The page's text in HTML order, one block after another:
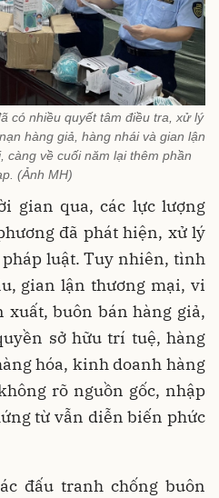
có nhiều quyết tâm điều tra, xử lý
hàng giả, hàng nhái và gian lận
càng về cuối năm lại thêm phần
(Ảnh MH)
gian qua, các lực lượng
đã phát hiện, xử lý
luật. Tuy nhiên, tình
gian lận thương mại, vi
xuất, buôn bán hàng giả,
sở hữu trí tuệ, hàng
hóa, kinh doanh hàng
rõ nguồn gốc, nhập
từ vẫn diễn biến phức
đấu tranh chống buôn